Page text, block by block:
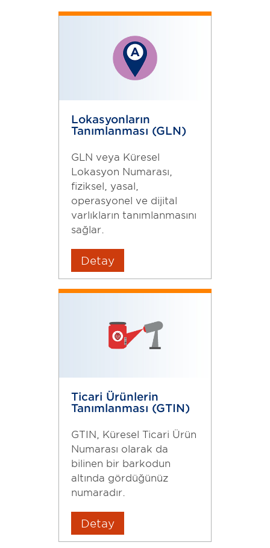
Lokasyonların
Tanımlanması (GLN)
GLN veya Küresel
Lokasyon Numarası,
fiziksel, yasal,
operasyonel ve dijital
varlıkların tanımlanmasını
sağlar.
Detay
Ticari Ürünlerin
Tanımlanması (GTIN)
GTIN, Küresel Ticari Ürün
Numarası olarak da
bilinen bir barkodun
altında gördüğünüz
numaradır.
Detay